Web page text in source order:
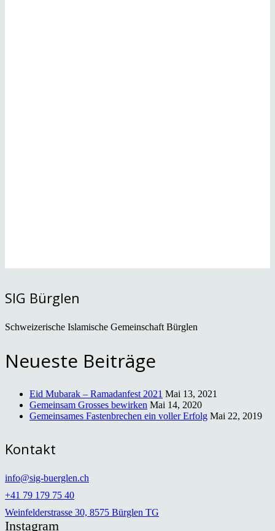
SIG Bürglen
Schweizerische Islamische Gemeinschaft Bürglen
Neueste Beiträge
Eid Mubarak – Ramadanfest 2021 Mai 13, 2021
Gemeinsam Grosses bewirken Mai 14, 2020
Gemeinsames Fastenbrechen ein voller Erfolg Mai 22, 2019
Kontakt
info@sig-buerglen.ch
+41 79 179 75 40
Weinfelderstrasse 30, 8575 Bürglen TG
Instagram